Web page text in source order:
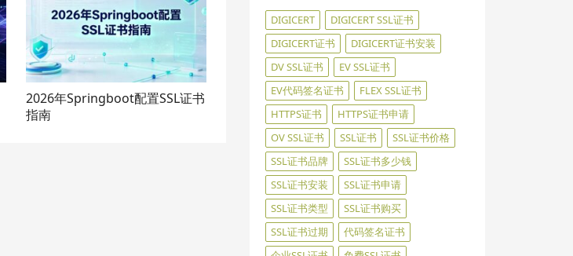
2026年Springboot配置SSL证书
指南
DIGICERT
DIGICERT SSL证书
DIGICERT证书
DIGICERT证书安装
DV SSL证书
EV SSL证书
EV代码签名证书
FLEX SSL证书
HTTPS证书
HTTPS证书申请
OV SSL证书
SSL证书
SSL证书价格
SSL证书品牌
SSL证书多少钱
SSL证书安装
SSL证书申请
SSL证书类型
SSL证书购买
SSL证书过期
代码签名证书